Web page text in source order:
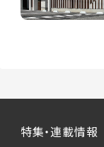
特集・連載情報